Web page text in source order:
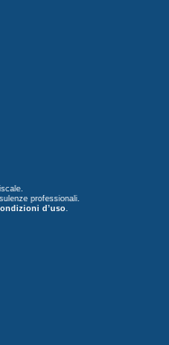
professionali.
d’uso.